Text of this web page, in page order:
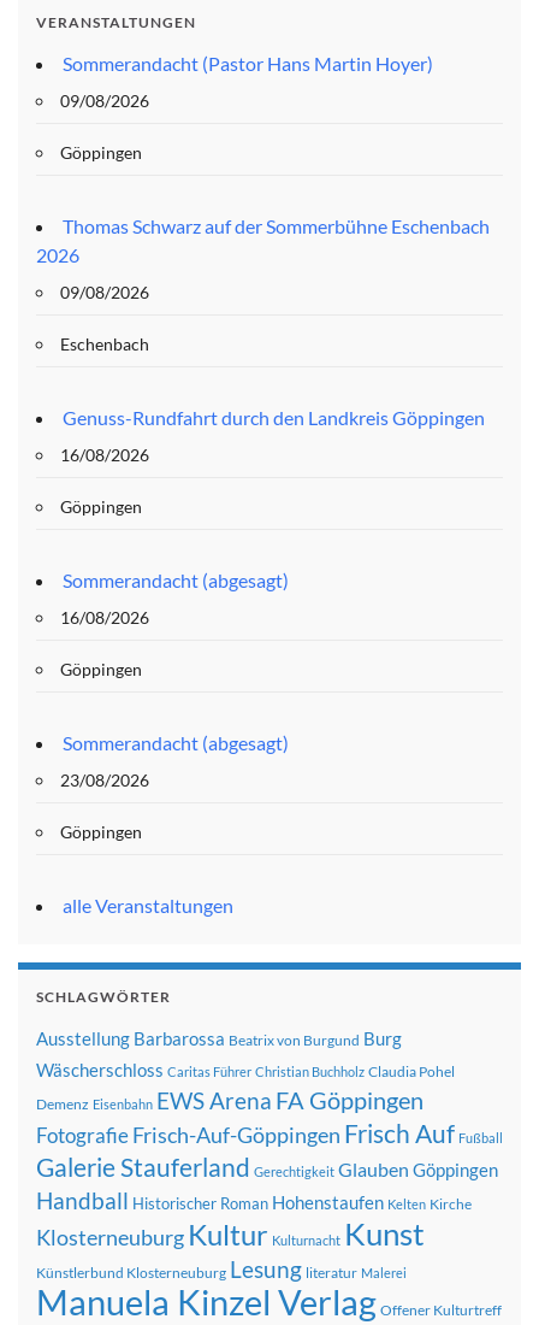
VERANSTALTUNGEN
Sommerandacht (Pastor Hans Martin Hoyer)
09/08/2026
Göppingen
Thomas Schwarz auf der Sommerbühne Eschenbach
2026
09/08/2026
Eschenbach
Genuss-Rundfahrt durch den Landkreis Göppingen
16/08/2026
Göppingen
Sommerandacht (abgesagt)
16/08/2026
Göppingen
Sommerandacht (abgesagt)
23/08/2026
Göppingen
alle Veranstaltungen
SCHLAGWÖRTER
Ausstellung Barbarossa Beatrix von Burgund Burg
Wäscherschloss Caritas Führer Christian Buchholz Claudia Pohel
Demenz Eisenbahn EWS Arena FA Göppingen
FotografieFrisch-Auf-Göppingen Frisch Auf Fußball
Galerie Stauferland Gerechtigkeit Glauben Göppingen
Handball Historischer Roman Hohenstaufen Kelten Kirche
Klosterneuburg Kultur Kulturnacht Kunst
Künstlerbund Klosterneuburg Lesung literatur Malerei
Manuela Kinzel Verlag Offener Kulturtreff